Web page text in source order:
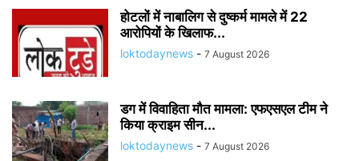
होटलों में नाबालिग से दुष्कर्म मामले में 22
आरोपियों के खिलाफ...
loktodaynews - 7 August 2026
डग में विवाहिता मौत मामला: एफएसएल टीम ने
किया क्राइम सीन...
loktodaynews - 7 August 2026